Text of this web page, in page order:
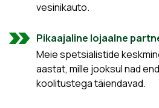
vesinikauto.
Pikaajaline lojaalne
Meie spetsialistide
aastat, mille jooksul nad
koolitustega täiendavad.